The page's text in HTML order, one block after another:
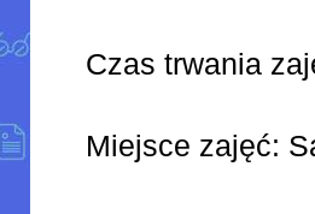
Czas trwania
Miejsce zajęć: